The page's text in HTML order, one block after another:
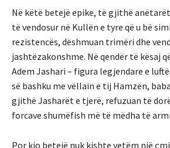
Në këtë betejë epike, të gjithë
të vendosur në Kullën e tyre që u bë
rezistencës, dëshmuan trimëri dhe
jashtëzakonshme. Në qendër të kësaj
Adem Jashari – figura legjendare e
së bashku me vëllain e tij Hamzën,
gjithë Jasharët e tjerë, refuzuan të
forcave shumëfish më të mëdha të
Por kjo betejë nuk kishte vetëm një